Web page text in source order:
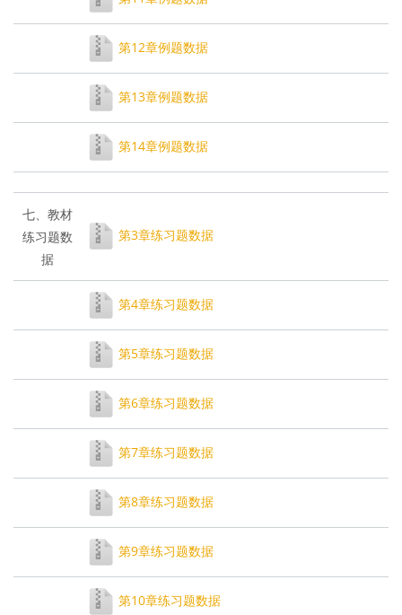
第12章例题数据
第13章例题数据
第14章例题数据
七、教材
练习题数
据
第3章练习题数据
第4章练习题数据
第5章练习题数据
第6章练习题数据
第7章练习题数据
第8章练习题数据
第9章练习题数据
第10章练习题数据